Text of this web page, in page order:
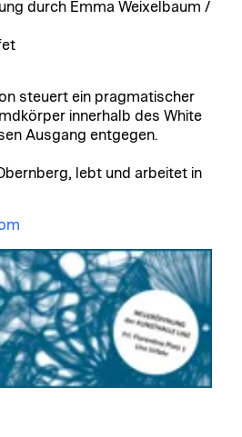
durch Emma Weixelbaum /
steuert ein pragmatischer
innerhalb des White
Ausgang entgegen.
lebt und arbeitet in